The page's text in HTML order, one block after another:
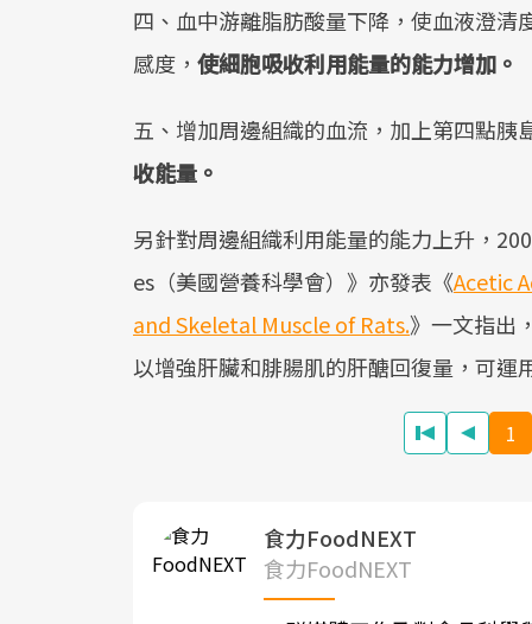
四、血中游離脂肪酸量下降，使血液澄
感度， 使細胞吸收利用能量的能力增加。
五、增加周邊組織的血流，加上第四點胰
收能量。
另針對周邊組織利用能量的能力上升，
es（美國營養科學會）》亦發表《Acetic
and Skeletal Muscle of Rats.》一文指出
以增強肝臟和腓腸肌的肝醣回復量，可運
1
食力FoodNEXT
食力FoodNEXT